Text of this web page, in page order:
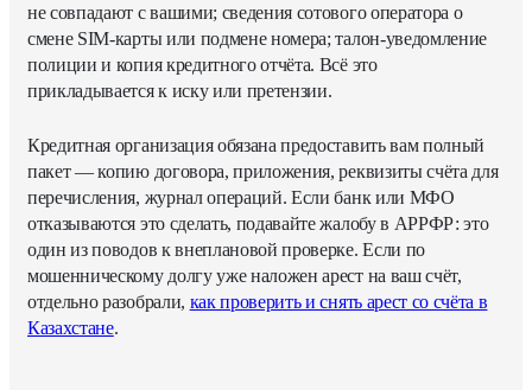
не совпадают с вашими; сведения сотового оператора о
смене SIM-карты или подмене номера; талон-уведомление
полиции и копия кредитного отчёта. Всё это
прикладывается к иску или претензии.
Кредитная организация обязана предоставить вам полный
пакет — копию договора, приложения, реквизиты счёта для
перечисления, журнал операций. Если банк или МФО
отказываются это сделать, подавайте жалобу в АРРФР: это
один из поводов к внеплановой проверке.Если по
мошенническому долгу уже наложен арест на ваш счёт,
отдельно разобрали, как проверить и снять арест со счёта в
Казахстане.